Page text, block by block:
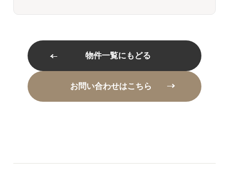
物件一覧にもどる
お問い合わせはこちら